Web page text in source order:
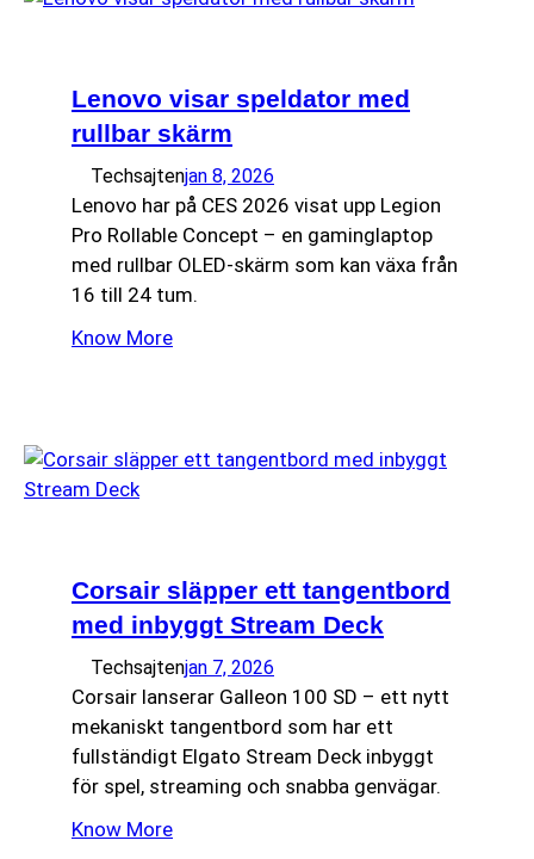
Lenovo visar speldator med
rullbar skärm
Techsajtenjan 8, 2026
Lenovo har på CES 2026 visat upp Legion
Pro Rollable Concept – en gaminglaptop
med rullbar OLED-skärm som kan växa från
16 till 24 tum.
Know More
Corsair släpper ett tangentbord
med inbyggt Stream Deck
Techsajtenjan 7, 2026
Corsair lanserar Galleon 100 SD – ett nytt
mekaniskt tangentbord som har ett
fullständigt Elgato Stream Deck inbyggt
för spel, streaming och snabba genvägar.
Know More